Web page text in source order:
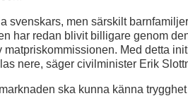
svenskars, men särskilt
har redan blivit billigare genom
Med detta
nere, säger civilminister Erik
ska kunna känna